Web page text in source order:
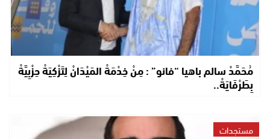
مُحَمَّدْ سالم باهيا “فانو” : مِنْ خِدْمَةْ المَيْدَانْ لِتَزْكِيَةْ حِزْبِيَّةْ
بِطَرْفَايَةْ..
مستجدات